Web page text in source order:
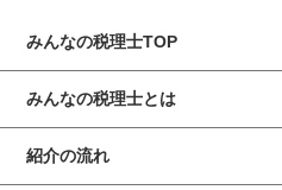
みんなの税理士TOP
みんなの税理士とは
紹介の流れ